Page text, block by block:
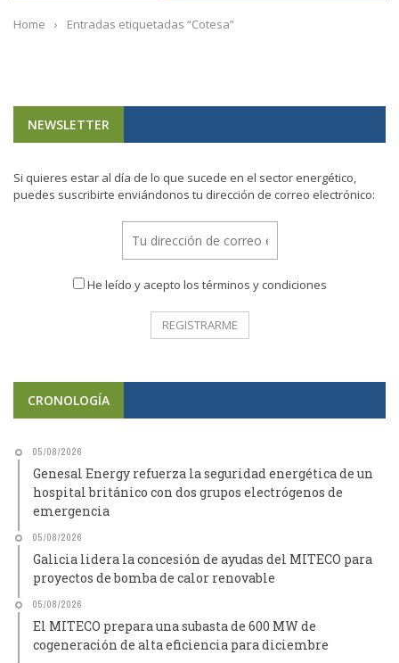
Home › Entradas etiquetadas “Cotesa”
NEWSLETTER
Si quieres estar al día de lo que sucede en el sector energético,
puedes suscribirte enviándonos tu dirección de correo electrónico:
He leído y acepto los términos y condiciones
CRONOLOGÍA
05/08/2026
Genesal Energy refuerza la seguridad energética de un
hospital británico con dos grupos electrógenos de
emergencia
05/08/2026
Galicia lidera la concesión de ayudas del MITECO para
proyectos de bomba de calor renovable
05/08/2026
El MITECO prepara una subasta de 600 MW de
cogeneración de alta eficiencia para diciembre